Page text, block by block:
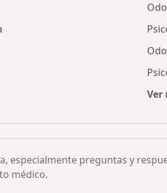
Ver
especialmente preguntas y
médico.